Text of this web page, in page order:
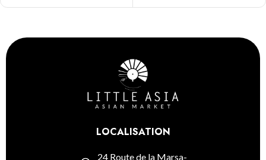
LOCALISATION
24 Route de la Marsa-